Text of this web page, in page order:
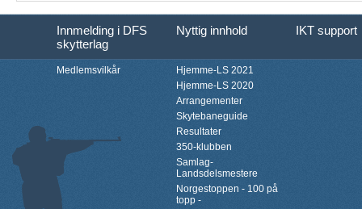
Innmelding i DFS
skytterlag
Nyttig innhold IKT support
Medlemsvilkår
Hjemme-LS 2021
Hjemme-LS 2020
Arrangementer
Skytebaneguide
Resultater
350-klubben
Samlag-
Landsdelsmestere
Norgestoppen - 100 på
topp -